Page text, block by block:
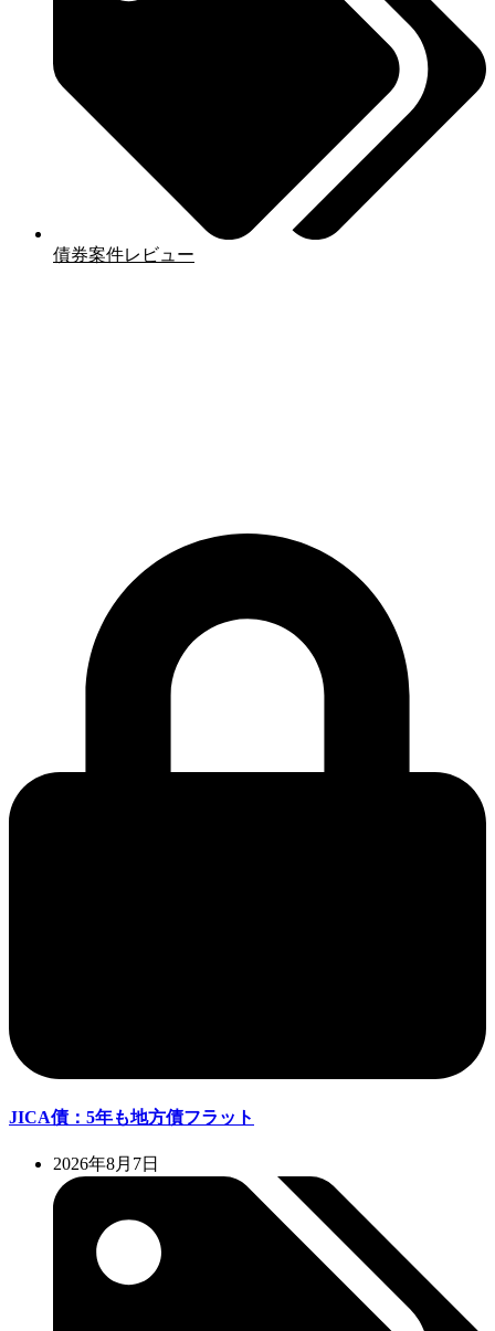
債券案件レビュー
JICA債：5年も地方債フラット
2026年8月7日